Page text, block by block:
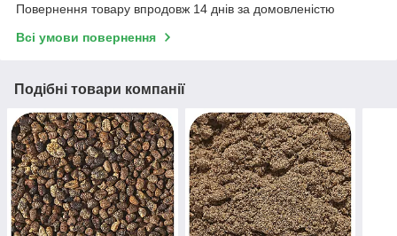
Повернення товару впродовж 14 днів за домовленістю
Всі умови повернення
Подібні товари компанії